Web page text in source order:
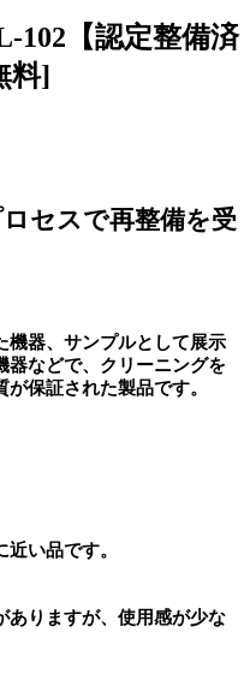
102【認定整備済
料]
セスで再整備を受
機器、サンプルとして展示
器などで、クリーニングを
保証された製品です。
い品です。
ありますが、使用感が少な